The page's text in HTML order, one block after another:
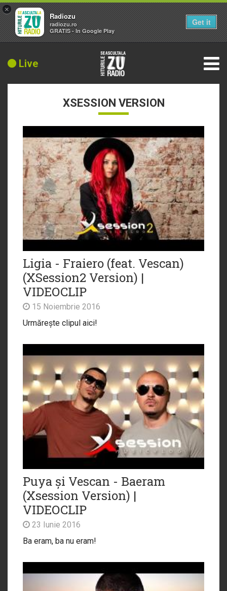
Live
XSESSION VERSION
Ligia - Fraiero (feat. Vescan)
(XSession2 Version) |
VIDEOCLIP
15 Noiembrie 2016
Urmărește clipul aici!
Puya și Vescan - Baeram
(Xsession Version) |
VIDEOCLIP
23 Iunie 2016
Ba eram, ba nu eram!
×
Radiozu
radiozu.ro
GRATIS - In Google Play
Get it